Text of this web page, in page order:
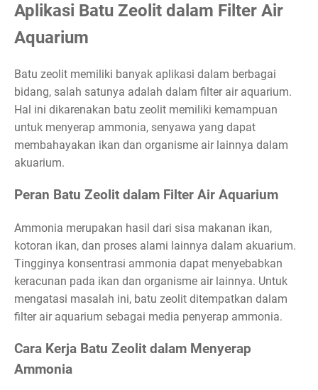
Aplikasi Batu Zeolit dalam Filter Air
Aquarium
Batu zeolit memiliki banyak aplikasi dalam berbagai
bidang, salah satunya adalah dalam filter air aquarium.
Hal ini dikarenakan batu zeolit memiliki kemampuan
untuk menyerap ammonia, senyawa yang dapat
membahayakan ikan dan organisme air lainnya dalam
akuarium.
Peran Batu Zeolit dalam Filter Air Aquarium
Ammonia merupakan hasil dari sisa makanan ikan,
kotoran ikan, dan proses alami lainnya dalam akuarium.
Tingginya konsentrasi ammonia dapat menyebabkan
keracunan pada ikan dan organisme air lainnya. Untuk
mengatasi masalah ini, batu zeolit ditempatkan dalam
filter air aquarium sebagai media penyerap ammonia.
Cara Kerja Batu Zeolit dalam Menyerap
Ammonia